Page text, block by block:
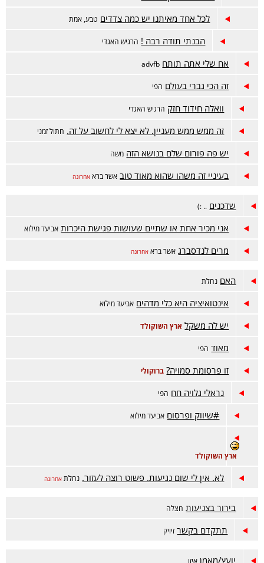
לכל אחד מאיתנו יש כמה צדדים טבע, אמת
הבנתי תודה רבה ! הרגיש האגדי
אח שלי אתה תותח advfb
זה הכי גברי בעולם הפי
וואלה חידוד חזק הרגיש האגדי
זה ממש ממש מעניין. לא יצא לי לחשוב על זה. חתול זמני
יש פה פורום שלם בנושא הזה משה
בעיניי זה משהו שהוא מאוד טוב אשר ברא אחרונה
שדכנים .. :)
אני מכיר אחת או שתיים שעושות פגישת היכרות אביעד מילוא
מרים לנדסברג אשר ברא אחרונה
האם נחלת
אינטואיציה היא כלי מדהים אביעד מילוא
יש לה משקל ארץ השוקולד
מאוד הפי
זו פרסומת סמויה? ברוקולי
נראלי גלויה חח הפי
#שיווק ופרסום אביעד מילוא
ארץ השוקולד
לא. אין לי שום נגיעות. פשוט רוצה לעזור. נחלת אחרונה
בירור בצניעות חצלה
תתקדם בקשר זיויק
יועץ/מאמן איזו